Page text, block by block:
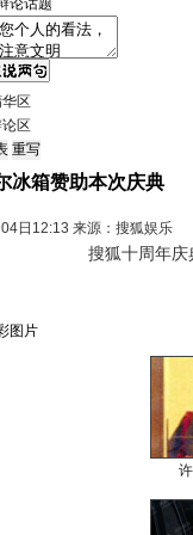
论话题
区
区
冰箱赞助本次庆典
日12:13 来源：搜狐娱乐
搜狐十周年庆
图片